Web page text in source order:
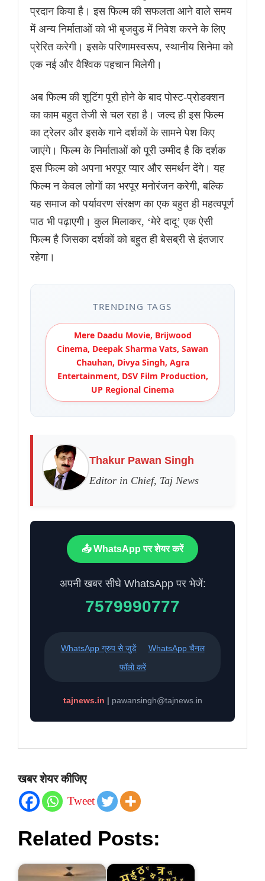
प्रदान किया है। इस फिल्म की सफलता आने वाले समय
में अन्य निर्माताओं को भी बृजवुड में निवेश करने के लिए
प्रेरित करेगी। इसके परिणामस्वरूप, स्थानीय सिनेमा को
एक नई और वैश्विक पहचान मिलेगी।
अब फिल्म की शूटिंग पूरी होने के बाद पोस्ट-प्रोडक्शन
का काम बहुत तेजी से चल रहा है। जल्द ही इस फिल्म
का ट्रेलर और इसके गाने दर्शकों के सामने पेश किए
जाएंगे। फिल्म के निर्माताओं को पूरी उम्मीद है कि दर्शक
इस फिल्म को अपना भरपूर प्यार और समर्थन देंगे। यह
फिल्म न केवल लोगों का भरपूर मनोरंजन करेगी, बल्कि
यह समाज को पर्यावरण संरक्षण का एक बहुत ही महत्वपूर्ण
पाठ भी पढ़ाएगी। कुल मिलाकर, ‘मेरे दादू’ एक ऐसी
फिल्म है जिसका दर्शकों को बहुत ही बेसब्री से इंतजार
रहेगा।
TRENDING TAGS
Mere Daadu Movie, Brijwood
Cinema, Deepak Sharma Vats, Sawan
Chauhan, Divya Singh, Agra
Entertainment, DSV Film Production,
UP Regional Cinema
Thakur Pawan Singh
Editor in Chief, Taj News
📤 WhatsApp पर शेयर करें
अपनी खबर सीधे WhatsApp पर भेजें:
7579990777
WhatsApp ग्रुप से जुड़ें
WhatsApp चैनल
फॉलो करें
tajnews.in | pawansingh@tajnews.in
खबर शेयर कीजिए
Tweet
Related Posts: